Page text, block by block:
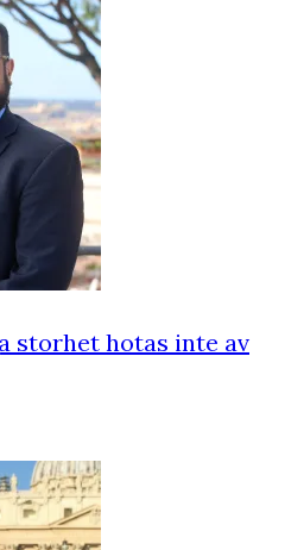
storhet hotas inte av